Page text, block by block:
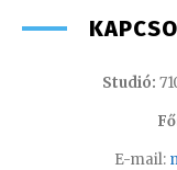
Studió:
E-mail: